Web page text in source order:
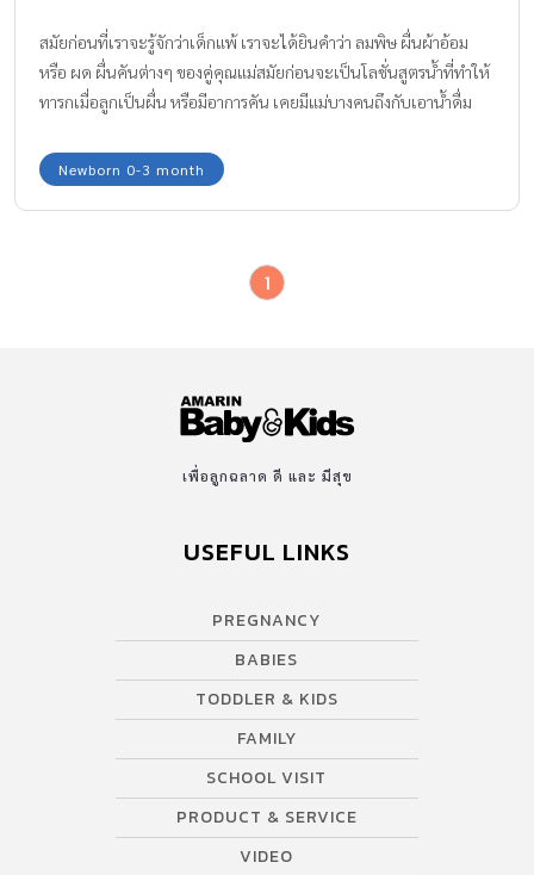
สมัยก่อนที่เราจะรู้จักว่าเด็กแพ้ เราจะได้ยินคำว่า ลมพิษ ผื่นผ้าอ้อม
หรือ ผด ผื่นคันต่างๆ ของคู่คุณแม่สมัยก่อนจะเป็นโลชั่นสูตรน้ำที่ทำให้
ทารกเมื่อลูกเป็นผื่น หรือมีอาการคัน เคยมีแม่บางคนถึงกับเอาน้ำดื่ม
ในน้ำ !!! แต่คุณแม่ในยุค google ก็มีคำตอบว่า นอกจากการแพ้อาหาร
ซึ่งเลี่ยงได้ จริงๆ แล้วสาเหตุหลักๆ อีกส่วนหนึ่งที่ทำให้ลูกรักทรมานจาก
Newborn 0-3 month
1
เพื่อลูกฉลาด ดี และ มีสุข
USEFUL LINKS
PREGNANCY
BABIES
TODDLER & KIDS
FAMILY
SCHOOL VISIT
PRODUCT & SERVICE
VIDEO